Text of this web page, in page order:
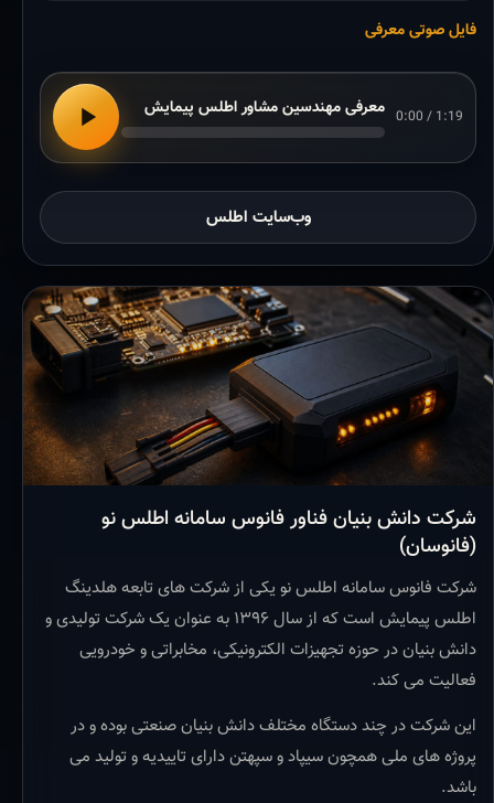
فایل صوتی معرفی
0:00 / 1:19 معرفی مهندسین مشاور اطلس پیمایش
وب‌سایت اطلس
شرکت دانش بنیان فناور فانوس سامانه اطلس نو
(فانوسان)
شرکت فانوس سامانه اطلس نو یکی از شرکت های تابعه هلدینگ
اطلس پیمایش است که از سال ۱۳۹۶ به عنوان یک شرکت تولیدی و
دانش بنیان در حوزه تجهیزات الکترونیکی، مخابراتی و خودرویی
فعالیت می کند.
این شرکت در چند دستگاه مختلف دانش بنیان صنعتی بوده و در
پروژه های ملی همچون سیپاد و سپهتن دارای تاییدیه و تولید می
باشد.